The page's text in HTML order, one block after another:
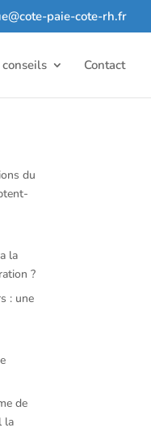
paie-cote-rh.fr
Contact
du
la
?
: une
de
la